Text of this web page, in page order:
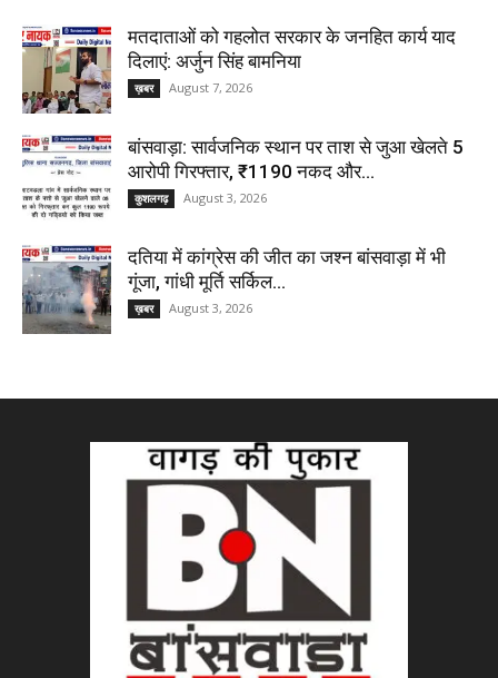
मतदाताओं को गहलोत सरकार के जनहित कार्य याद
दिलाएं: अर्जुन सिंह बामनिया
ख़बर August 7, 2026
बांसवाड़ा: सार्वजनिक स्थान पर ताश से जुआ खेलते 5
आरोपी गिरफ्तार, ₹1190 नकद और...
कुशलगढ़ August 3, 2026
दतिया में कांग्रेस की जीत का जश्न बांसवाड़ा में भी
गूंजा, गांधी मूर्ति सर्किल...
ख़बर August 3, 2026